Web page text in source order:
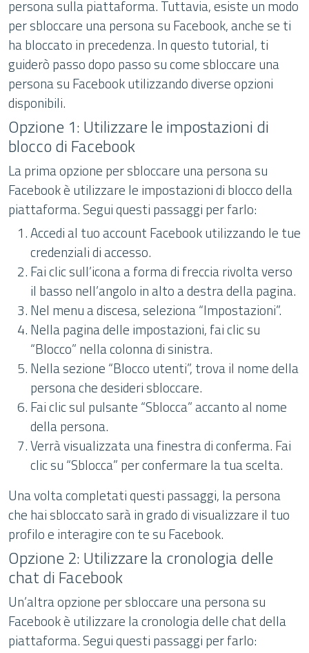
persona sulla piattaforma. Tuttavia, esiste un modo
per sbloccare una persona su Facebook, anche se ti
ha bloccato in precedenza. In questo tutorial, ti
guiderò passo dopo passo su come sbloccare una
persona su Facebook utilizzando diverse opzioni
disponibili.
Opzione 1: Utilizzare le impostazioni di
blocco di Facebook
La prima opzione per sbloccare una persona su
Facebook è utilizzare le impostazioni di blocco della
piattaforma. Segui questi passaggi per farlo:
Accedi al tuo account Facebook utilizzando le tue
credenziali di accesso.
Fai clic sull’icona a forma di freccia rivolta verso
il basso nell’angolo in alto a destra della pagina.
Nel menu a discesa, seleziona “Impostazioni”.
Nella pagina delle impostazioni, fai clic su
“Blocco” nella colonna di sinistra.
Nella sezione “Blocco utenti”, trova il nome della
persona che desideri sbloccare.
Fai clic sul pulsante “Sblocca” accanto al nome
della persona.
Verrà visualizzata una finestra di conferma. Fai
clic su “Sblocca” per confermare la tua scelta.
Una volta completati questi passaggi, la persona
che hai sbloccato sarà in grado di visualizzare il tuo
profilo e interagire con te su Facebook.
Opzione 2: Utilizzare la cronologia delle
chat di Facebook
Un’altra opzione per sbloccare una persona su
Facebook è utilizzare la cronologia delle chat della
piattaforma. Segui questi passaggi per farlo: